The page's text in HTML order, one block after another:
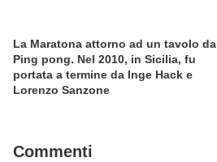
La Maratona attorno ad un tavolo da
Ping pong. Nel 2010, in Sicilia, fu
portata a termine da Inge Hack e
Lorenzo Sanzone
Commenti